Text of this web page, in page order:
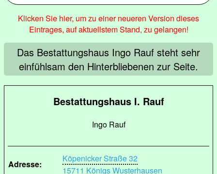
Klicken Sie hier, um zu einer neueren Version dieses
Eintrages, auf aktuellstem Stand, zu gelangen!
Das Bestattungshaus Ingo Rauf steht sehr
einfühlsam den Hinterbliebenen zur Seite.
Bestattungshaus I. Rauf
Ingo Rauf
Adresse:
Köpenicker Straße 32
15711 Königs Wusterhausen